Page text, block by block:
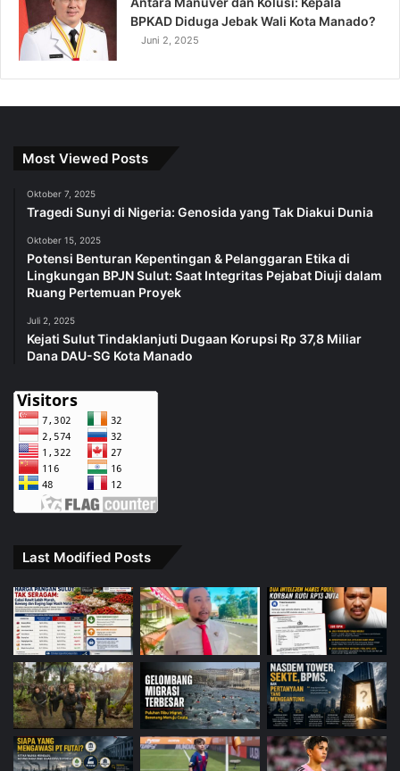
BPKAD Diduga Jebak Wali Kota Manado?
Juni 2, 2025
Most Viewed Posts
Oktober 7, 2025
Tragedi Sunyi di Nigeria: Genosida yang Tak Diakui Dunia
Oktober 15, 2025
Potensi Benturan Kepentingan & Pelanggaran Etika di
Lingkungan BPJN Sulut: Saat Integritas Pejabat Diuji dalam
Ruang Pertemuan Proyek
Juli 2, 2025
Kejati Sulut Tindaklanjuti Dugaan Korupsi Rp 37,8 Miliar
Dana DAU-SG Kota Manado
Last Modified Posts